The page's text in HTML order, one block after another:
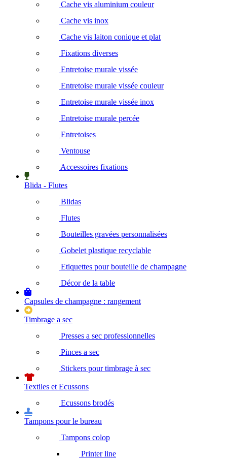
Cache vis aluminium couleur
Cache vis inox
Cache vis laiton conique et plat
Fixations diverses
Entretoise murale vissée
Entretoise murale vissée couleur
Entretoise murale vissée inox
Entretoise murale percée
Entretoises
Ventouse
Accessoires fixations
Blida - Flutes
Blidas
Flutes
Bouteilles gravées personnalisées
Gobelet plastique recyclable
Etiquettes pour bouteille de champagne
Décor de la table
Capsules de champagne : rangement
Timbrage a sec
Presses a sec professionnelles
Pinces a sec
Stickers pour timbrage à sec
Textiles et Ecussons
Ecussons brodés
Tampons pour le bureau
Tampons colop
Printer line